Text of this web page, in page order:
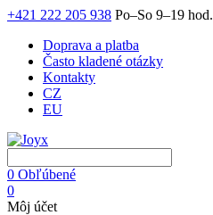
+421 222 205 938 Po–So 9–19 hod.
Doprava a platba
Často kladené otázky
Kontakty
CZ
EU
0 Obľúbené
0
Môj účet